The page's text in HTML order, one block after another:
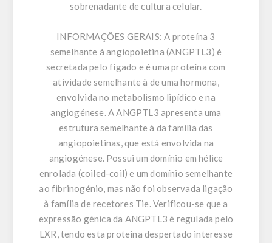
sobrenadante de cultura celular.
INFORMAÇÕES GERAIS: A proteína 3
semelhante à angiopoietina (ANGPTL3) é
secretada pelo fígado e é uma proteína com
atividade semelhante à de uma hormona,
envolvida no metabolismo lipídico e na
angiogénese. A ANGPTL3 apresenta uma
estrutura semelhante à da família das
angiopoietinas, que está envolvida na
angiogénese. Possui um domínio em hélice
enrolada (coiled-coil) e um domínio semelhante
ao fibrinogénio, mas não foi observada ligação
à família de recetores Tie. Verificou-se que a
expressão génica da ANGPTL3 é regulada pelo
LXR, tendo esta proteína despertado interesse